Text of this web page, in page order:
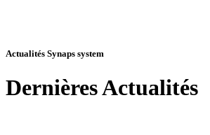
Actualités Synaps system
DernièresActualités